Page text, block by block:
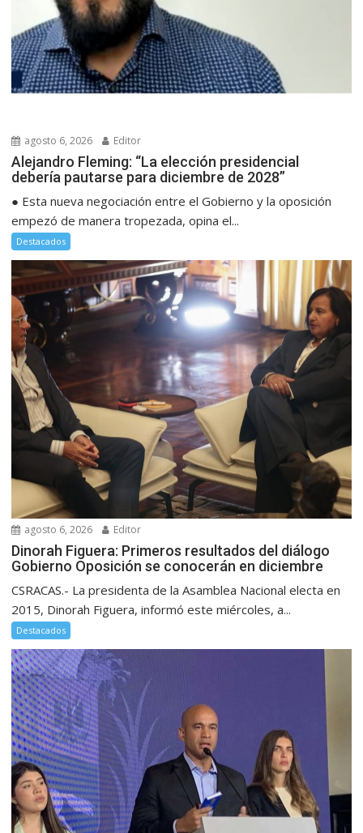
agosto 6, 2026 Editor
Alejandro Fleming: “La elección presidencial
debería pautarse para diciembre de 2028”
● Esta nueva negociación entre el Gobierno y la oposición
empezó de manera tropezada, opina el...
Destacados
agosto 6, 2026 Editor
Dinorah Figuera: Primeros resultados del diálogo
Gobierno Oposición se conocerán en diciembre
CSRACAS.- La presidenta de la Asamblea Nacional electa en
2015, Dinorah Figuera, informó este miércoles, a...
Destacados